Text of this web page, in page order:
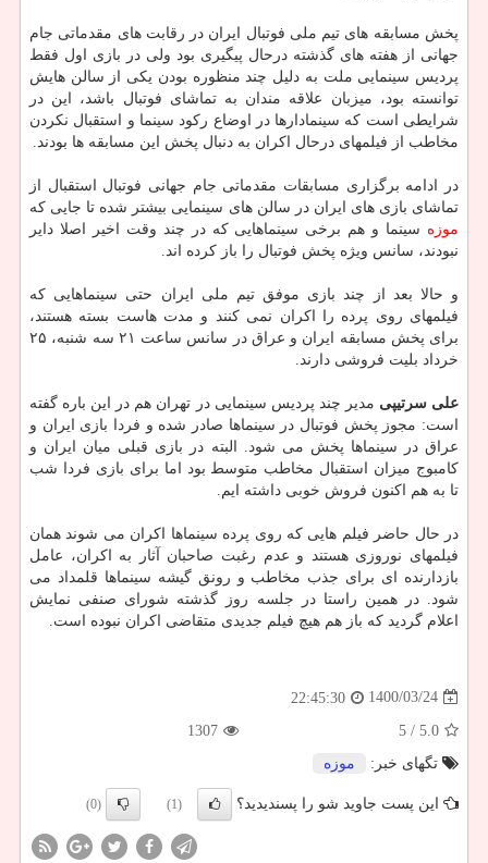
پخش مسابقه های تیم ملی فوتبال ایران در رقابت های مقدماتی جام
جهانی از هفته های گذشته درحال پیگیری بود ولی در بازی اول فقط
پردیس سینمایی ملت به دلیل چند منظوره بودن یکی از سالن هایش
توانسته بود، میزبان علاقه مندان به تماشای فوتبال باشد، این در
شرایطی است که سینمادارها در اوضاع رکود سینما و استقبال نکردن
مخاطب از فیلمهای درحال اکران به دنبال پخش این مسابقه ها بودند.
در ادامه برگزاری مسابقات مقدماتی جام جهانی فوتبال استقبال از
تماشای بازی های ایران در سالن های سینمایی بیشتر شده تا جایی که
موزه سینما و هم برخی سینماهایی که در چند وقت اخیر اصلا دایر
نبودند، سانس ویژه پخش فوتبال را باز کرده اند.
و حالا بعد از چند بازی موفق تیم ملی ایران حتی سینماهایی که
فیلمهای روی پرده را اکران نمی کنند و مدت هاست بسته هستند،
برای پخش مسابقه ایران و عراق در سانس ساعت ۲۱ سه شنبه، ۲۵
خرداد بلیت فروشی دارند.
علی سرتیپی مدیر چند پردیس سینمایی در تهران هم در این باره گفته
است: مجوز پخش فوتبال در سینماها صادر شده و فردا بازی ایران و
عراق در سینماها پخش می شود. البته در بازی قبلی میان ایران و
کامبوج میزان استقبال مخاطب متوسط بود اما برای بازی فردا شب
تا به هم اکنون فروش خوبی داشته ایم.
در حال حاضر فیلم هایی که روی پرده سینماها اکران می شوند همان
فیلمهای نوروزی هستند و عدم رغبت صاحبان آثار به اکران، عامل
بازدارنده ای برای جذب مخاطب و رونق گیشه سینماها قلمداد می
شود. در همین راستا در جلسه روز گذشته شورای صنفی نمایش
اعلام گردید که باز هم هیچ فیلم جدیدی متقاضی اکران نبوده است.
1400/03/24
22:45:30
5.0
/ 5
1307
تگهای خبر:
موزه
این پست جاوید شو را پسندیدید؟ (1)
(0)